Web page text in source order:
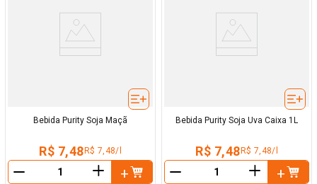
Bebida Purity Soja Maçã
R$ 7,48 R$ 7,48/l
＋
Bebida Purity Soja Uva Caixa 1L
R$ 7,48 R$ 7,48/l
＋